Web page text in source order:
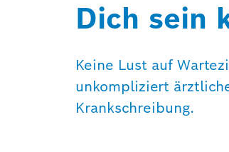
Dich sein
Keine Lust auf
unkompliziert
Krankschreibung.